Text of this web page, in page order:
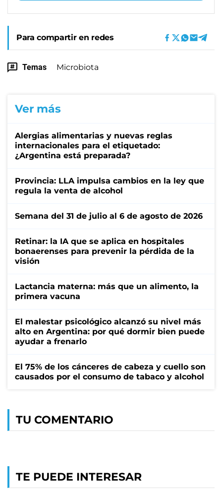
Para compartir en redes
Temas Microbiota
Ver más
Alergias alimentarias y nuevas reglas
internacionales para el etiquetado:
¿Argentina está preparada?
Provincia: LLA impulsa cambios en la ley que
regula la venta de alcohol
Semana del 31 de julio al 6 de agosto de 2026
Retinar: la IA que se aplica en hospitales
bonaerenses para prevenir la pérdida de la
visión
Lactancia materna: más que un alimento, la
primera vacuna
El malestar psicológico alcanzó su nivel más
alto en Argentina: por qué dormir bien puede
ayudar a frenarlo
El 75% de los cánceres de cabeza y cuello son
causados por el consumo de tabaco y alcohol
TU COMENTARIO
TE PUEDE INTERESAR